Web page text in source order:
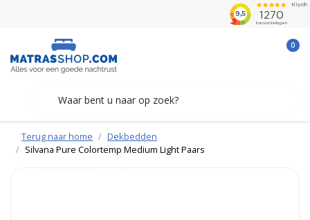
0
Terug naar home
Dekbedden
Silvana Pure Colortemp Medium Light Paars